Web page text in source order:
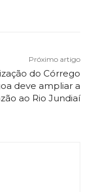
Próximo artigo
do Córrego
deve ampliar a
ao Rio Jundiaí